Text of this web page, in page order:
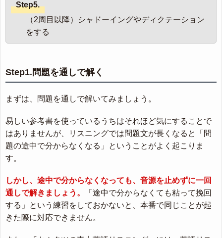
Step5.
（2周目以降）シャドーイングやディクテーション
をする
Step1.問題を通しで解く
まずは、問題を通しで解いてみましょう。
易しい参考書を使っているうちはそれほど気にすることで
はありませんが、リスニングでは問題文が長くなると「問
題の途中で分からなくなる」ということがよく起こりま
す。
しかし、途中で分からなくなっても、音源を止めずに一回
通しで解きましょう。
「途中で分からなくても粘って挽回
する」という練習をしておかないと、本番で同じことが起
きた際に対応できません。